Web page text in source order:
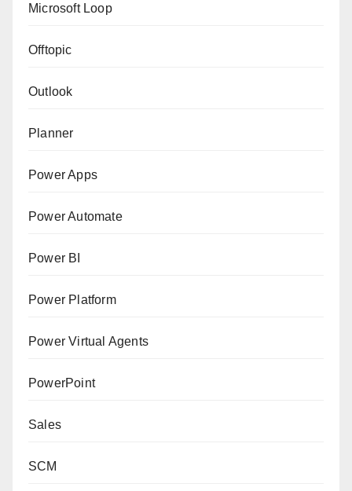
Microsoft Loop
Offtopic
Outlook
Planner
Power Apps
Power Automate
Power BI
Power Platform
Power Virtual Agents
PowerPoint
Sales
SCM